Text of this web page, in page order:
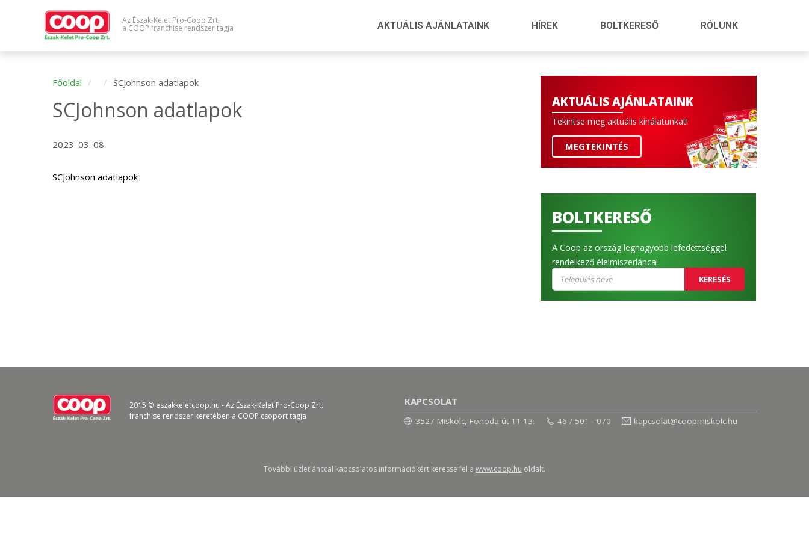
Az Észak-Kelet Pro-Coop Zrt.
a COOP franchise rendszer tagja AKTUÁLIS AJÁNLATAINK HÍREK BOLTKERESŐ RÓLUNK
AKTUÁLIS AJÁNLATAINK
Tekintse meg aktuális kínálatunkat!
MEGTEKINTÉS
BOLTKERESŐ
A Coop az ország legnagyobb lefedettséggel
rendelkező élelmiszerlánca!
KERESÉS
Főoldal SCJohnson adatlapok
SCJohnson adatlapok
2023. 03. 08.
SCJohnson adatlapok
2015 © eszakkeletcoop.hu - Az Észak-Kelet Pro-Coop Zrt.
franchise rendszer keretében a COOP csoport tagja
KAPCSOLAT
3527 Miskolc, Fonoda út 11-13. 46 / 501 - 070 kapcsolat@coopmiskolc.hu
További üzletlánccal kapcsolatos információkért keresse fel a www.coop.hu oldalt.